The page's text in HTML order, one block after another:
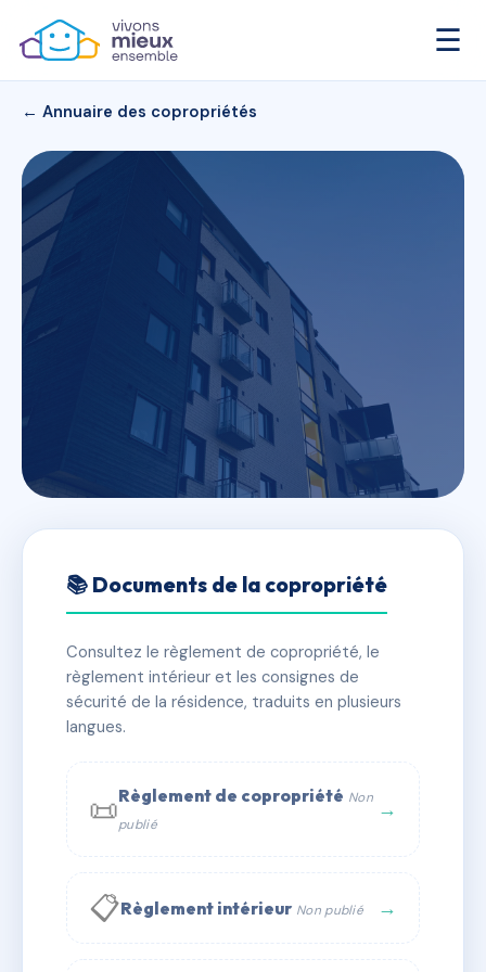
☰
← Annuaire des copropriétés
LES THERMES
✓ Immatriculée 🏠 18 lots 🏗 1 bâtiment(s)
📞 Contacter Syndic Digital
📚 Documents de la copropriété
Consultez le règlement de copropriété, le
règlement intérieur et les consignes de
sécurité de la résidence, traduits en plusieurs
langues.
📜Règlement de copropriété Non
publié
→
📋Règlement intérieur Non publié →